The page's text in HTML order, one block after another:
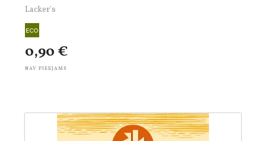
Lacker's
0,90 €
NAV PIEEJAMS